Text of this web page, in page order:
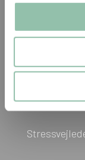
CVR:
Online